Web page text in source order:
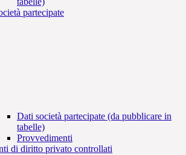
partecipate
Dati società partecipate (da pubblicare in
tabelle)
Provvedimenti
di diritto privato controllati